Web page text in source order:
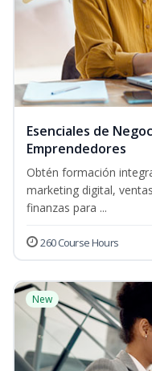
Esenciales de
Emprendedores
Obtén formación
marketing digital,
finanzas para ...
260 Course Hours
New